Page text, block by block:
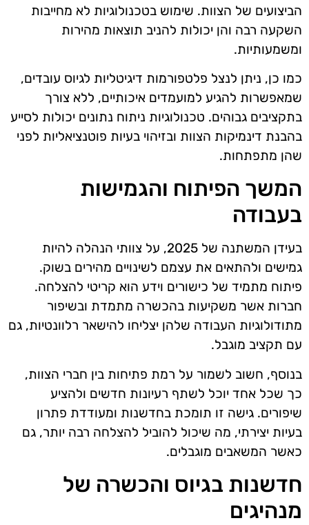
הביצועים של הצוות. שימוש בטכנולוגיות לא מחייבות
השקעה רבה והן יכולות להניב תוצאות מהירות
ומשמעותיות.
כמו כן, ניתן לנצל פלטפורמות דיגיטליות לגיוס עובדים,
שמאפשרות להגיע למועמדים איכותיים, ללא צורך
בתקציבים גבוהים. טכנולוגיות ניתוח נתונים יכולות לסייע
בהבנת דינמיקות הצוות ובזיהוי בעיות פוטנציאליות לפני
שהן מתפתחות.
המשך הפיתוח והגמישות
בעבודה
בעידן המשתנה של 2025, על צוותי הנהלה להיות
גמישים ולהתאים את עצמם לשינויים מהירים בשוק.
פיתוח מתמיד של כישורים וידע הוא קריטי להצלחה.
חברות אשר משקיעות בהכשרה מתמדת ובשיפור
מתודולוגיות העבודה שלהן יצליחו להישאר רלוונטיות, גם
עם תקציב מוגבל.
בנוסף, חשוב לשמור על רמת פתיחות בין חברי הצוות,
כך שכל אחד יוכל לשתף רעיונות חדשים ולהציע
שיפורים. גישה זו תומכת בחדשנות ומעודדת פתרון
בעיות יצירתי, מה שיכול להוביל להצלחה רבה יותר, גם
כאשר המשאבים מוגבלים.
חדשנות בגיוס והכשרה של
מנהיגים